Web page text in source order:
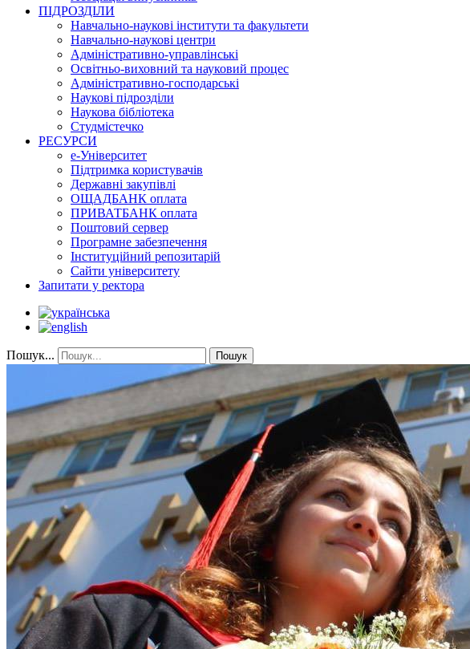
ПІДРОЗДІЛИ
Навчально-наукові інститути та факультети
Навчально-наукові центри
Адміністративно-управлінські
Освітньо-виховний та науковий процес
Адміністративно-господарські
Наукові підрозділи
Наукова бібліотека
Студмістечко
РЕСУРСИ
е-Університет
Підтримка користувачів
Державні закупівлі
ОЩАДБАНК оплата
ПРИВАТБАНК оплата
Поштовий сервер
Програмне забезпечення
Інституційний репозитарій
Сайти університету
Запитати у ректора
Пошук... Пошук